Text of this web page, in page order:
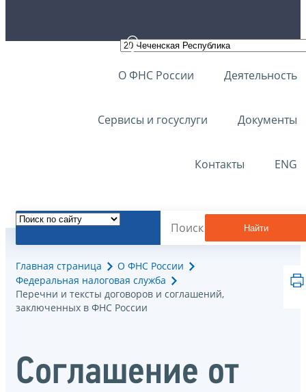
О ФНС России Деятельность
Сервисы и госуслуги Документы
Контакты ENG
Найти
Главная страница
О ФНС России
Федеральная налоговая служба
Перечни и тексты договоров и соглашений,
заключенных в ФНС России
Соглашение от